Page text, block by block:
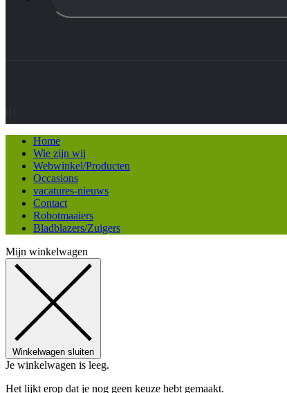
Home
Wie zijn wij
Webwinkel/Producten
Occasions
vacatures-nieuws
Contact
Robotmaaiers
Bladblazers/Zuigers
Mijn winkelwagen
Winkelwagen sluiten
Je winkelwagen is leeg.
Het lijkt erop dat je nog geen keuze hebt gemaakt.